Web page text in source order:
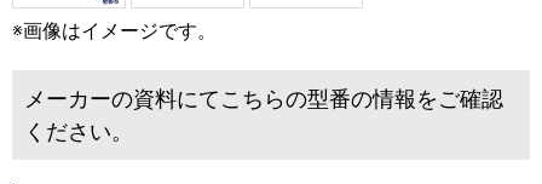
※画像はイメージです。
メーカーの資料にてこちらの型番の情報をご確認
ください。